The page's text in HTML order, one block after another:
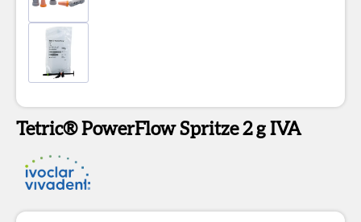
Tetric® PowerFlow Spritze 2 g IVA